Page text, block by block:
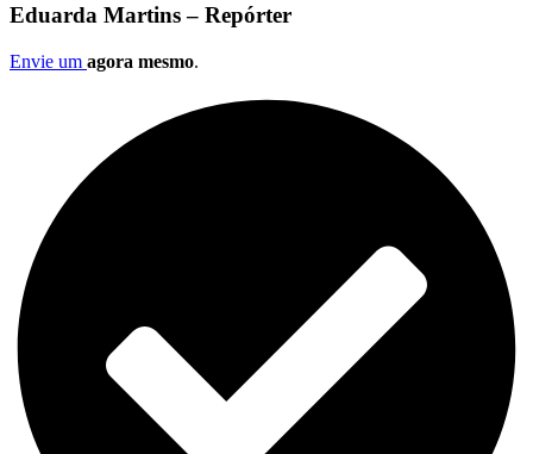
Eduarda Martins – Repórter
Envie um agora mesmo.